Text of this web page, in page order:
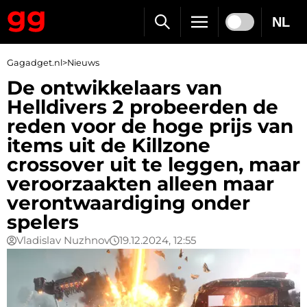
NL
Gagadget.nl>Nieuws
De ontwikkelaars van
Helldivers 2 probeerden de
reden voor de hoge prijs van
items uit de Killzone
crossover uit te leggen, maar
veroorzaakten alleen maar
verontwaardiging onder
spelers
Vladislav Nuzhnov 19.12.2024, 12:55